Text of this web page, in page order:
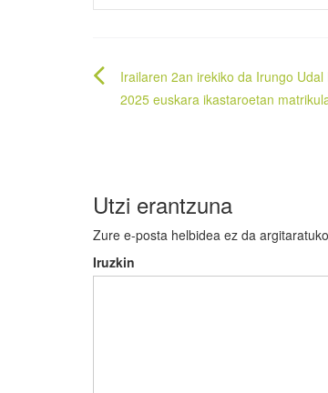
Bidalketetan
zehar
Irailaren 2an irekiko da Irungo
2025 euskara ikastaroetan
Utzi erantzuna
Zure e-posta helbidea ez da
Iruzkin